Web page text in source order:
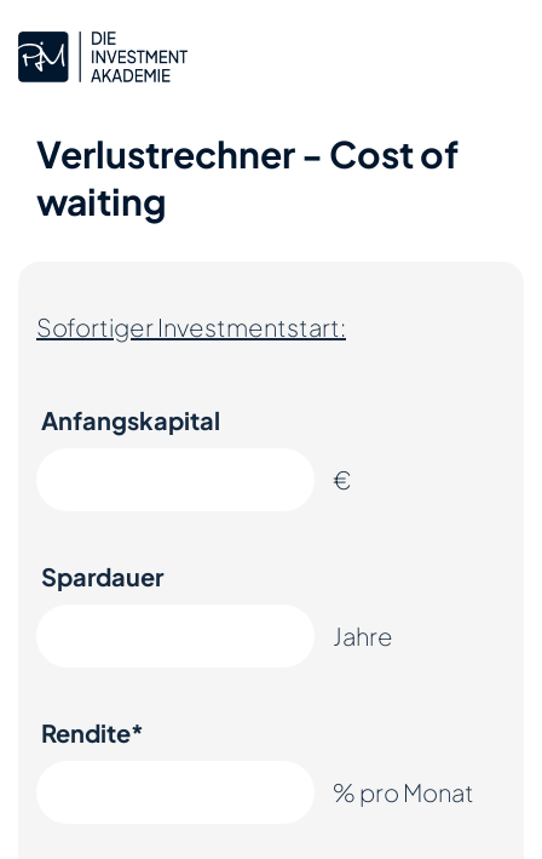
Verlustrechner - Cost of
waiting
Sofortiger Investmentstart:
Anfangskapital
€
Spardauer
Jahre
Rendite*
% pro Monat